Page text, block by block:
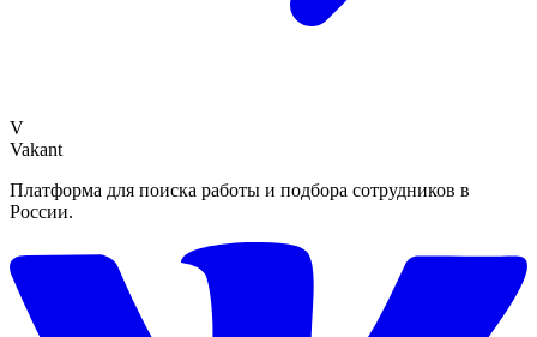
V
Vakant
Платформа для поиска работы и подбора сотрудников в
России.